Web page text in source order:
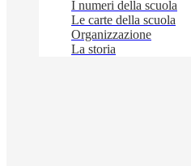
I numeri della scuola
Le carte della scuola
Organizzazione
La storia